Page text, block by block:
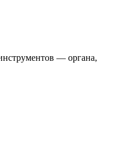
— органа,